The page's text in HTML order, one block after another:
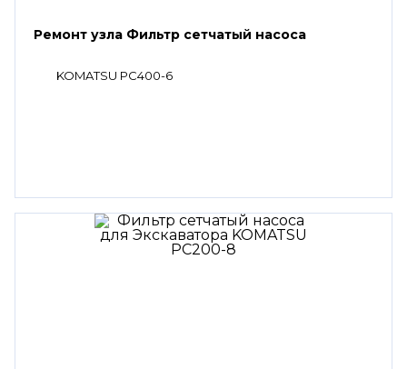
Ремонт узла Фильтр сетчатый насоса
KOMATSU PC400-6